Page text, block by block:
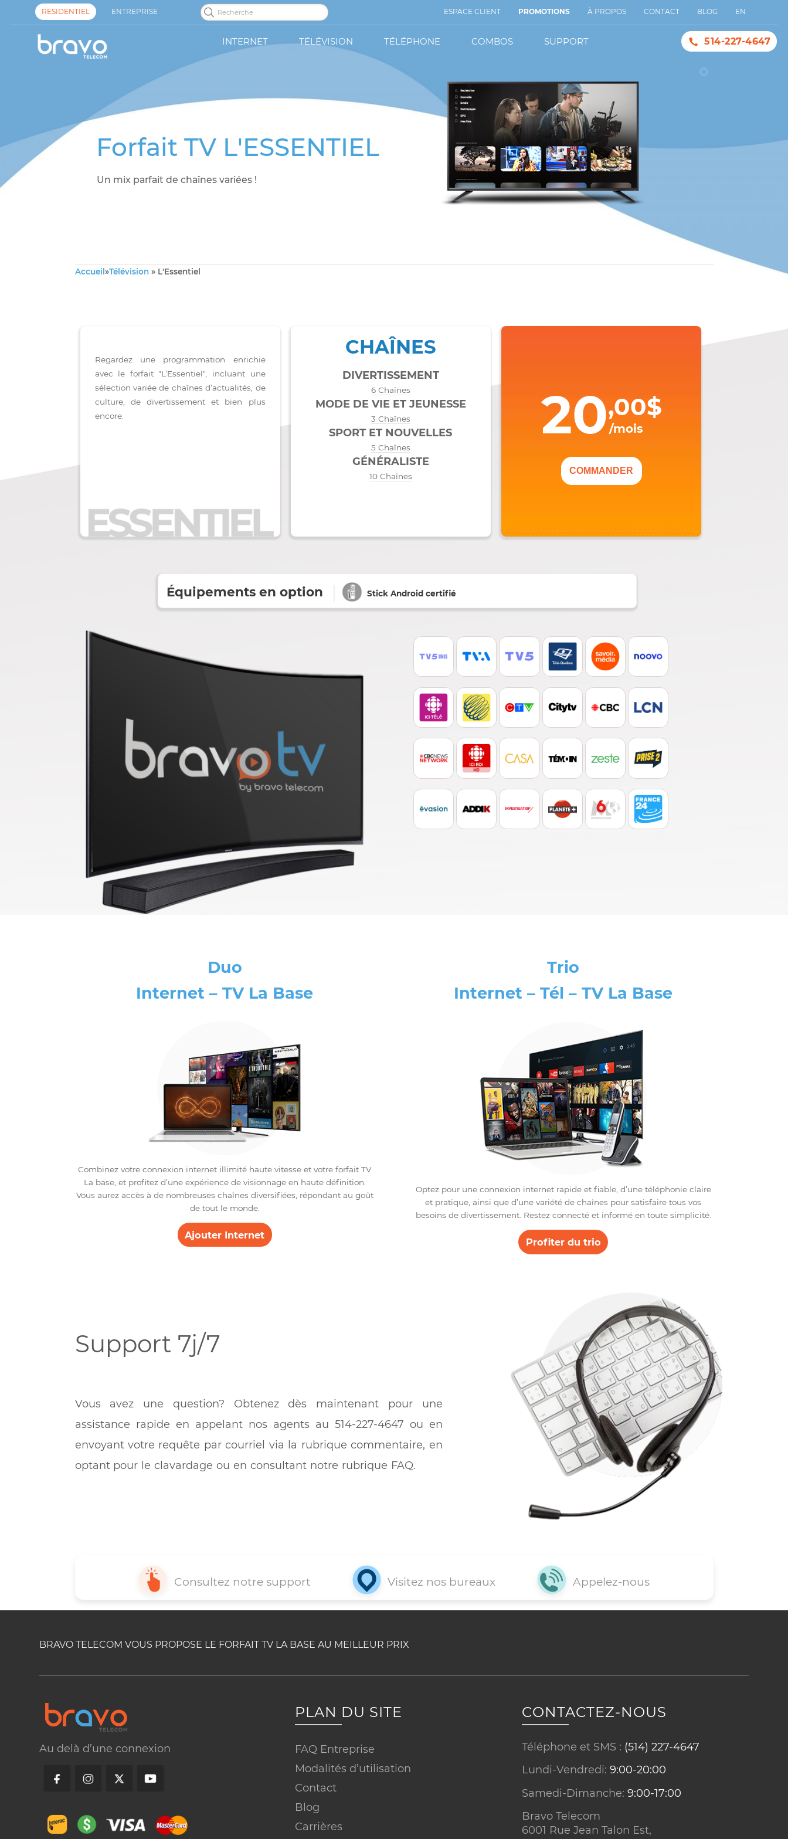
BRAVO TELECOM VOUS PROPOSE LE FORFAIT TV LA BASE AU MEILLEUR PRIX
Au delà d’une connexion
PLAN DU SITE
FAQ Entreprise
Modalités d’utilisation
Contact
Blog
Carrières
CONTACTEZ-NOUS
Téléphone et SMS : (514) 227-4647
Lundi-Vendredi: 9:00-20:00
Samedi-Dimanche: 9:00-17:00
Bravo Telecom
6001 Rue Jean Talon Est,
RESIDENTIEL ENTREPRISE ESPACE CLIENT PROMOTIONS À PROPOS CONTACT BLOG EN
INTERNET TÉLÉVISION TÉLÉPHONE COMBOS SUPPORT 514-227-4647
Forfait TV L'ESSENTIEL
Regardez une programmation enrichie
avec le forfait "L’Essentiel", incluant une
CHAÎNES
DIVERTISSEMENT
6 Chaînes
MODE DE VIE ET JEUNESSE
3 Chaînes
SPORT ET NOUVELLES 20
Équipements en option Stick Android certifié
Duo
Internet – TV La Base
de tout le monde.
Trio
Internet – Tél – TV La Base
Optez pour une connexion internet rapide et fiable, d’une téléphonie
et pratique, ainsi que d’une variété de chaînes pour satisfaire tous vos
besoins de divertissement. Restez connecté et informé en toute
Profiter du trio
assistance rapide en appelant nos agents au 514-227-4647 ou en
Consultez notre support Visitez nos bureaux Appelez-nous